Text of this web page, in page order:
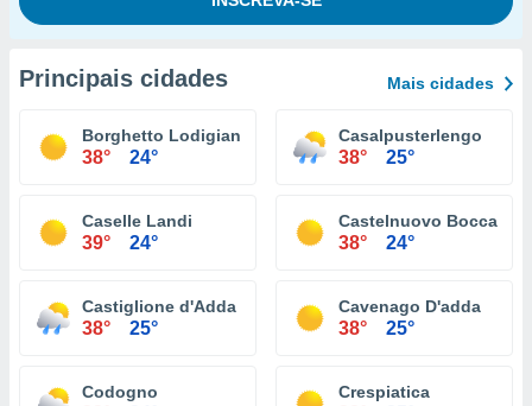
Principais cidades Mais cidades
Borghetto Lodigiano
38° 24°
Casalpusterlengo
38° 25°
Caselle Landi
39° 24°
Castelnuovo Bocca
38° 24°
Castiglione d'Adda
38° 25°
Cavenago D'adda
38° 25°
Codogno Crespiatica